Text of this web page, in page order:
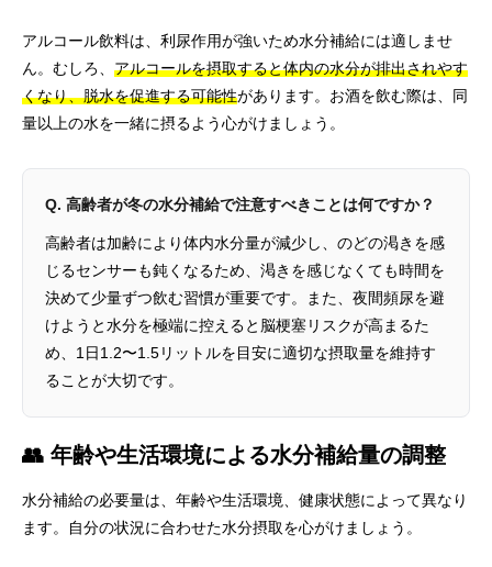
アルコール飲料は、利尿作用が強いため水分補給には適しませ
ん。むしろ、 アルコールを摂取すると体内の水分が排出されやす
くなり、脱水を促進する可能性があります。お酒を飲む際は、同
量以上の水を一緒に摂るよう心がけましょう。
Q. 高齢者が冬の水分補給で注意すべきことは何ですか？
高齢者は加齢により体内水分量が減少し、のどの渇きを感
じるセンサーも鈍くなるため、渇きを感じなくても時間を
決めて少量ずつ飲む習慣が重要です。また、夜間頻尿を避
けようと水分を極端に控えると脳梗塞リスクが高まるた
め、1日1.2〜1.5リットルを目安に適切な摂取量を維持す
ることが大切です。
👥 年齢や生活環境による水分補給量の調整
水分補給の必要量は、年齢や生活環境、健康状態によって異なり
ます。自分の状況に合わせた水分摂取を心がけましょう。